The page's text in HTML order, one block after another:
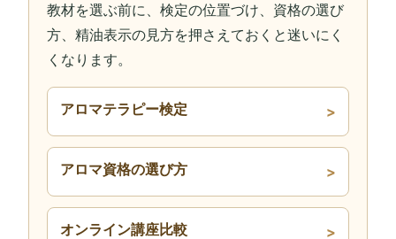
教材を選ぶ前に、検定の位置づけ、資格の選び
方、精油表示の見方を押さえておくと迷いにく
くなります。
アロマテラピー検定
アロマ資格の選び方
オンライン講座比較